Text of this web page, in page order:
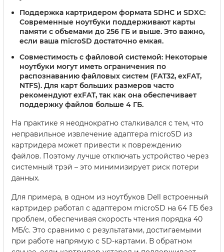
Поддержка картридером формата SDHC и SDXC:
Современные ноутбуки поддерживают карты
памяти с объемами до 256 ГБ и выше. Это важно,
если ваша microSD достаточно емкая.
Совместимость с файловой системой: Некоторые
ноутбуки могут иметь ограничения по
распознаванию файловых систем (FAT32, exFAT,
NTFS). Для карт больших размеров часто
рекомендуют exFAT, так как она обеспечивает
поддержку файлов больше 4 ГБ.
На практике я неоднократно сталкивался с тем, что
неправильное извлечение адаптера microSD из
картридера может привести к повреждению
файлов. Поэтому лучше отключать устройство через
системный трэй – это минимизирует риск потери
данных.
Для примера, в одном из ноутбуков Dell встроенный
картридер работал с адаптером microSD на 64 ГБ без
проблем, обеспечивая скорость чтения порядка 40
МБ/с. Это сравнимо с результатами, достигаемыми
при работе напрямую с SD-картами. В обратном